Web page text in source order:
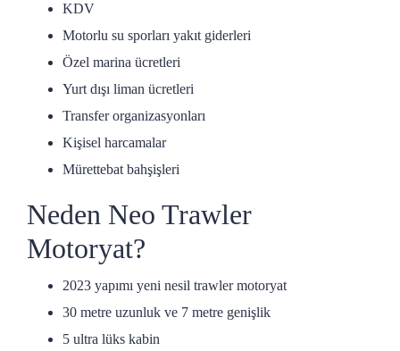
KDV
Motorlu su sporları yakıt giderleri
Özel marina ücretleri
Yurt dışı liman ücretleri
Transfer organizasyonları
Kişisel harcamalar
Mürettebat bahşişleri
Neden Neo Trawler
Motoryat?
2023 yapımı yeni nesil trawler motoryat
30 metre uzunluk ve 7 metre genişlik
5 ultra lüks kabin